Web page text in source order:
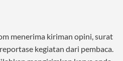
menerima kiriman opini, surat
kegiatan dari pembaca.